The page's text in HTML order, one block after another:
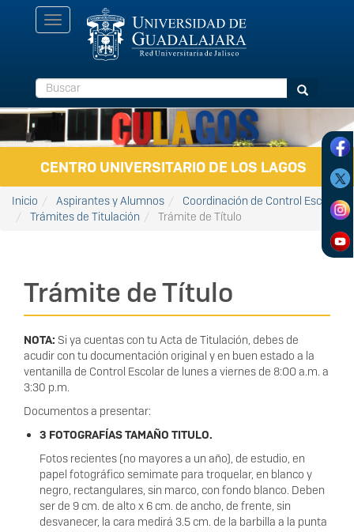
Pasar al contenido principal
Toggle
navigation
Buscar Buscar
CENTRO UNIVERSITARIO DE LOS LAGOS
Inicio Aspirantes y Alumnos
Coordinación de Control Escolar
Trámites de Titulación
Trámite de Título
Trámite de Título
NOTA: Si ya cuentas con tu Acta de Titulación, debes de
acudir con tu documentación original y en buen estado a la
ventanilla de Control Escolar de lunes a viernes de 8:OO a.m. a
3:30 p.m.
Documentos a presentar:
3 FOTOGRAFÍAS TAMAÑO TITULO.
Fotos recientes (no mayores a un año), de estudio, en
papel fotográfico semimate para troquelar, en blanco y
negro, rectangulares, sin marco, con fondo blanco. Deben
ser de 9 cm. de alto x 6 cm. de ancho, de frente, sin
desvanecer, la cara medirá 3.5 cm. de la barbilla a la punta